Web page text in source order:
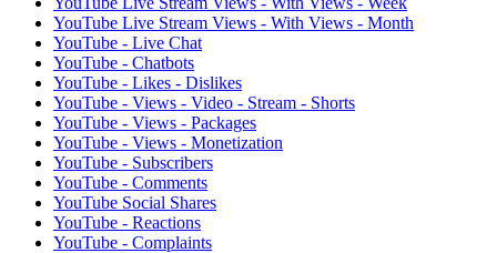
YouTube Live Stream Views - With Views - Month
YouTube - Live Chat
YouTube - Chatbots
YouTube - Likes - Dislikes
YouTube - Views - Video - Stream - Shorts
YouTube - Views - Packages
YouTube - Views - Monetization
YouTube - Subscribers
YouTube - Comments
YouTube Social Shares
YouTube - Reactions
YouTube - Complaints